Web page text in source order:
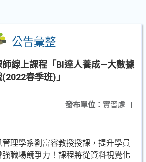
公告彙整
線上課程「BI達人養成―大數據
春季班)」
發布單位： 實習處 |
理學系劉富容教授授課，提升學員
職場競爭力！課程將從資料視覺化